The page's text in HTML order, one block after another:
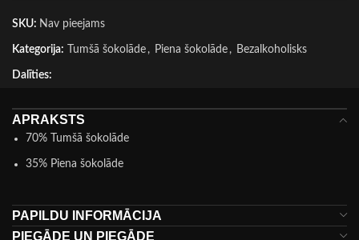
SKU: Nav pieejams
Kategorija: Tumšā šokolāde , Piena šokolāde , Bezalkoholisks
Dalīties:
APRAKSTS
70% Tumšā šokolāde
35% Piena šokolāde
PAPILDU INFORMĀCIJA
PIEGĀDE UN PIEGĀDE